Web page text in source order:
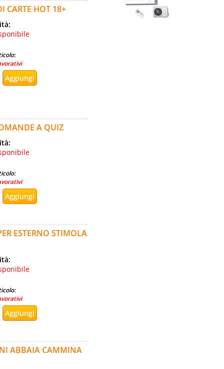
CARTE HOT 18+
A QUIZ
ESTERNO STIMOLA
ABBAIA CAMMINA